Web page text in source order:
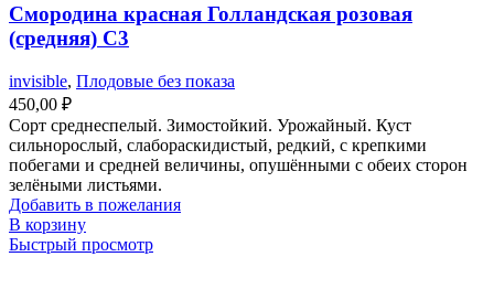
Смородина красная Голландская розовая
(средняя) С3
invisible, Плодовые без показа
450,00 ₽
Сорт среднеспелый. Зимостойкий. Урожайный. Куст
сильнорослый, слабораскидистый, редкий, с крепкими
побегами и средней величины, опушёнными с обеих сторон
зелёными листьями.
Добавить в пожелания
В корзину
Быстрый просмотр